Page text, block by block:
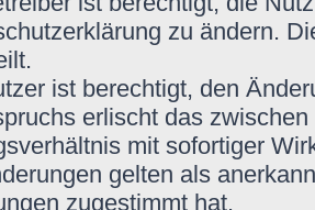
zu ändern.
ist berechtigt, den
erlischt das
mit sofortiger
gelten als
zugestimmt hat.